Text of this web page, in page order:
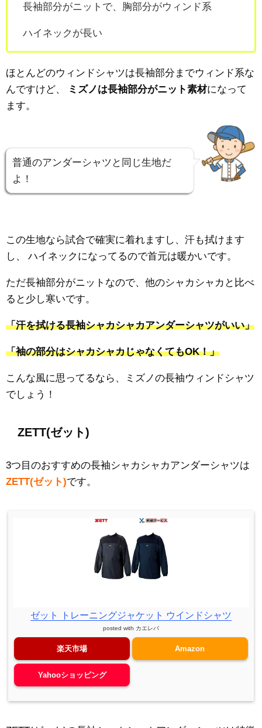
長袖部分がニットで、胸部分がウィンド系
ハイネックが長い
ほとんどのウィンドシャツは長袖部分までウィンド系な
んですけど、
ミズノは長袖部分がニット素材になって
ます。
普通のアンダーシャツと同じ生地だ
よ！
この生地なら試合で確実に着れますし、汗も拭けます
し、
ハイネックになってるので首元は暖かいです。
ただ長袖部分がニットなので、他のシャカシャカと比べ
ると少し寒いです。
「汗を拭ける長袖シャカシャカアンダーシャツがいい」
「袖の部分はシャカシャカじゃなくてもOK！」
こんな風に思ってるなら、ミズノの長袖ウィンドシャツ
でしょう！
ZETT(ゼット)
3つ目のおすすめの長袖シャカシャカアンダーシャツは
ZETT(ゼット)です。
ゼット トレーニングジャケット ウインドシャツ
posted with カエレバ
楽天市場 Amazon
Yahooショッピング